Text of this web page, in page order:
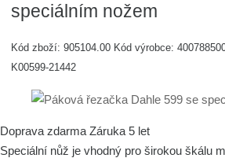
speciálním nožem
Kód zboží:905104.00 Kód výrobce:
K00599-21442
Doprava zdarma Záruka 5 let
Speciální nůž je vhodný pro širokou škálu